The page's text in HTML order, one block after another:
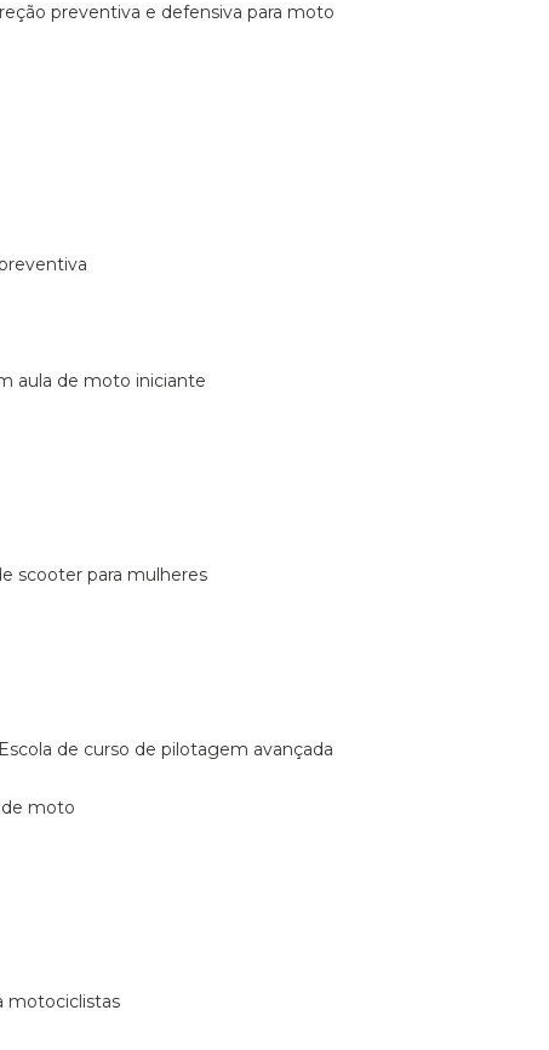
preventiva e defensiva para moto
aula de moto iniciante
scooter para mulheres
escola de curso de pilotagem avançada
de moto
motociclistas